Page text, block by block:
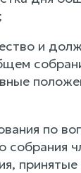
и
по
собрания
принятые